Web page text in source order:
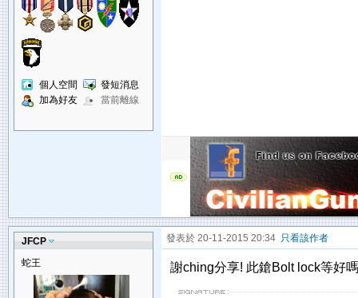
個人空間
發短消息
加為好友
當前離線
JFCP
蛇王
發表於 20-11-2015 20:34 只看該作者
謝ching分享! 此鎗Bolt lock等好